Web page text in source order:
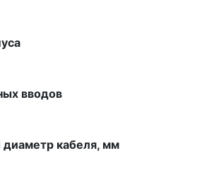
вводов
кабеля, мм